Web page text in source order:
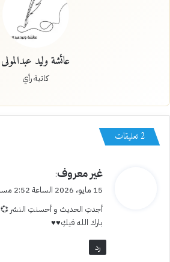
عائشة وليد عبدالمولى
كاتبة رأي
‫2 تعليقات
ي
ل
غير معروف:
15 مايو، 2026 الساعة 2:52 مساءً
أجدتِ الحديث و أحسنتِ النشر 💞
بارك الله فيكِ♥️♥️
رد